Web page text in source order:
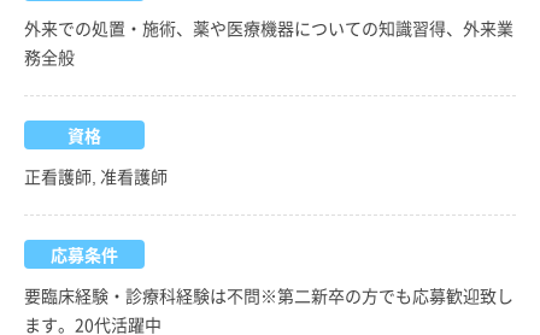
外来での処置・施術、薬や医療機器についての知識習得、外来業
務全般
資格
正看護師, 准看護師
応募条件
要臨床経験・診療科経験は不問※第二新卒の方でも応募歓迎致し
ます。20代活躍中